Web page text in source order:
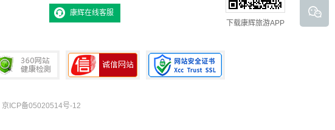
下载康辉旅游APP
康辉在线客服
京ICP备05020514号-12